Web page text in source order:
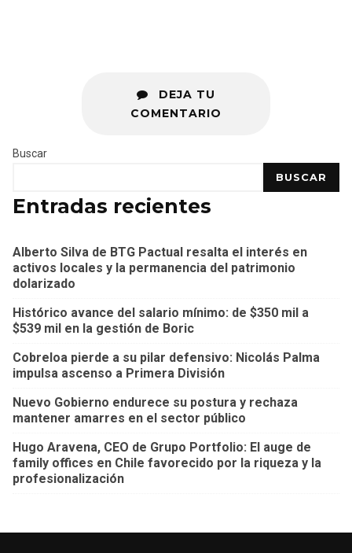
DEJA TU
COMENTARIO
Buscar
BUSCAR
Entradas recientes
Alberto Silva de BTG Pactual resalta el interés en
activos locales y la permanencia del patrimonio
dolarizado
Histórico avance del salario mínimo: de $350 mil a
$539 mil en la gestión de Boric
Cobreloa pierde a su pilar defensivo: Nicolás Palma
impulsa ascenso a Primera División
Nuevo Gobierno endurece su postura y rechaza
mantener amarres en el sector público
Hugo Aravena, CEO de Grupo Portfolio: El auge de
family offices en Chile favorecido por la riqueza y la
profesionalización